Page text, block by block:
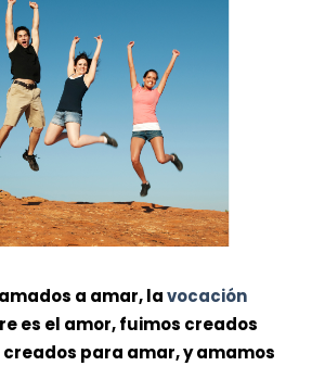
a amar, lavocación
es el amor, fuimos creados
para amar, y amamos